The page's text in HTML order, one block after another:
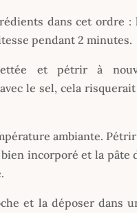
dans cet ordre :
pendant 2 minutes.
et pétrir à
le sel, cela
ambiante.
incorporé et la pâte
et la déposer dans